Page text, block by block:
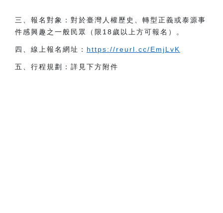
三、報名對象：對於臺灣人權歷史、轉型正義或泰源事
件感興趣之一般民眾（限18歲以上方可報名）。
四、線上報名網址： https://reurl.cc/EmjLvK
五、行程規劃：詳見下方附件